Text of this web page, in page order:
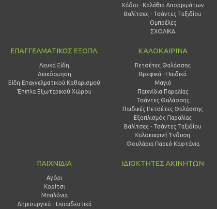
Κάδοι - Καλάθια Απορριμάτων
Βαλίτσες - Τσάντες Ταξιδίου
Ομπρέλες
ΣΧΟΛΙΚΑ
ΕΠΑΓΓΕΛΜΑΤΙΚΟΣ ΕΞΟΠΛ.
Λευκά Είδη
Διακόσμηση
Είδη Επαγγελματικού Καθαρισμού
Έπιπλα Εξωτερικού Χώρου
ΚΑΛΟΚΑΙΡΙΝΑ
Πετσέτες Θαλάσσης
Βρεφικά - Παιδικά
Μαγιό
Παιχνίδια Παραλίας
Τσάντες Θαλάσσης
Παιδικές Πετσέτες Θαλάσσης
Εξοπλισμός Παραλίας
Βαλίτσες - Τσάντες Ταξιδίου
Καλοκαιρινή Ένδυση
Φουλάρια Παρεό Καφτάνια
ΠΑΙΧΝΙΔΙΑ
Αγόρι
Κορίτσι
Μπαλόνια
Δημιουργικά - Εκπαιδευτικά
ΙΔΙΟΚΤΗΤΕΣ ΑΚΙΝΗΤΩΝ